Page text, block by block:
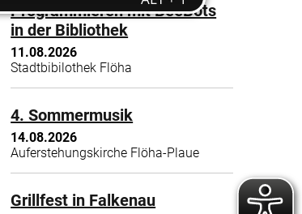
Programmieren mit BeeBots
in der Bibliothek
11.08.2026
Stadtbibilothek Flöha
4. Sommermusik
14.08.2026
Auferstehungskirche Flöha-Plaue
Grillfest in Falkenau